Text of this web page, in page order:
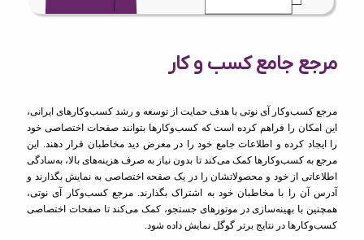
مرجع جامع کسب و کار
مرجع کسب‌وکار آی نوتی با هدف حمایت از توسعه و رشد کسب‌وکارهای ایرانی،
این امکان را فراهم کرده است که کسب‌وکارها بتوانند صفحات اختصاصی خود
را ایجاد کرده و اطلاعات جامع خود را در معرض دید مخاطبان قرار دهند. این
مرجع به کسب‌وکارها کمک می‌کند تا بدون نیاز به صرف هزینه‌های بالا، به‌سادگی
اطلاعاتی از خود و محصولاتشان را در یک صفحه اختصاصی به نمایش بگذارند و
آدرس آن را با مخاطبان خود به اشتراک بگذارند. مرجع کسب‌وکار آی نوتی،
همچنین با بهینه‌سازی در موتورهای جستجو، کمک می‌کند تا صفحات اختصاصی
کسب‌وکارها در نتایج برتر گوگل نمایش داده شود.